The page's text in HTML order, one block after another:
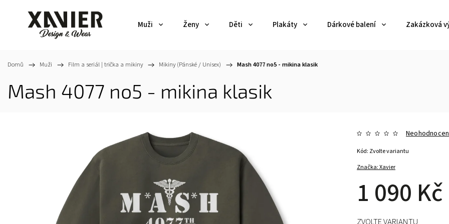
Muži Ženy Děti Plakáty Dárkové balení Zakázková
Domů / Muži / Film a seriál | trička a mikiny / Mikiny (Pánské / Unisex) / Mash 4077 no5 - mikina klasik
Mash 4077 no5 - mikina klasik
Značka:Xavier
1 090 Kč
Kód: Zvolte variantu